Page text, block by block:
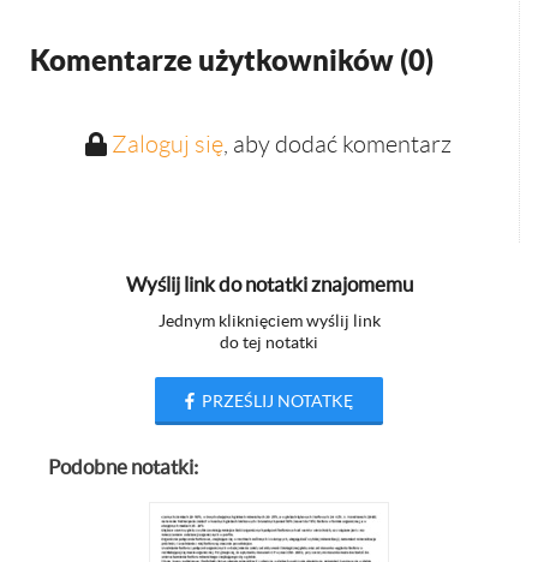
Komentarze użytkowników (0)
Zaloguj się, aby dodać komentarz
Wyślij link do notatki znajomemu
Jednym kliknięciem wyślij link
do tej notatki
PRZEŚLIJ NOTATKĘ
Podobne notatki: